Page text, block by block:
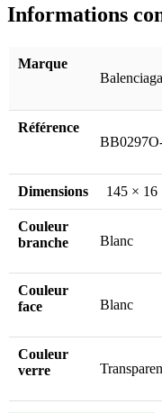
Informations
Référence
Dimensions 145 × 16
Couleur
branche
Blanc
Couleur
face
Blanc
Couleur
verre
Marque
Balenciaga